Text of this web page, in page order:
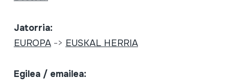
Jatorria:
EUROPA-> EUSKAL HERRIA
Egilea / emailea: